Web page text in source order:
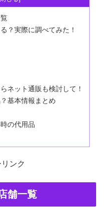
？実際に調べてみた！
ネット通販も検討して！
基本情報まとめ
の代用品
ンク
舗一覧